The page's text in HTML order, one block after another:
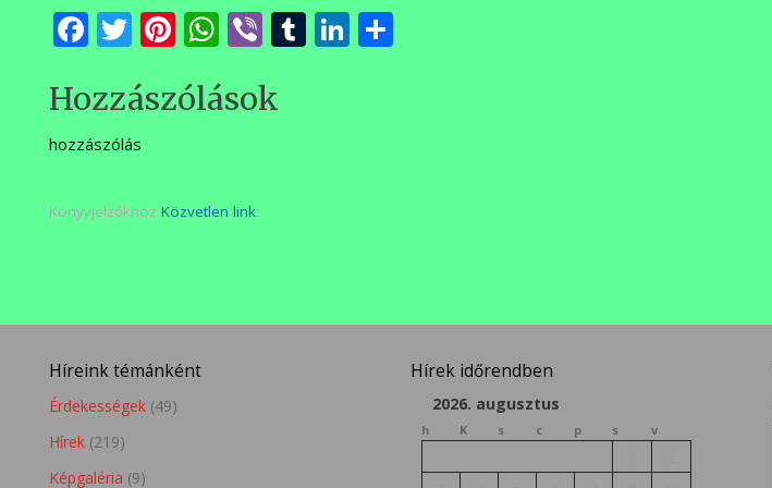
Facebook
Twitter
Pinterest
WhatsApp
ViberTumblrLinkedIn
Hozzászólások
hozzászólás
Könyvjelzőkhöz Közvetlen link.
Híreink témánként
Érdekességek (49)
Hírek (219)
Képgaléria (9)
Hírek időrendben
2026. augusztus
h K s c p s v